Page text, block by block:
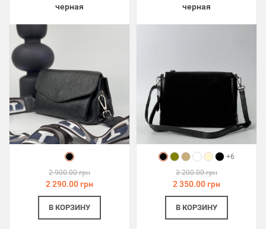
черная
2 900.00 грн
2 290.00 грн
В КОРЗИНУ
черная
+6
3 200.00 грн
2 350.00 грн
В КОРЗИНУ